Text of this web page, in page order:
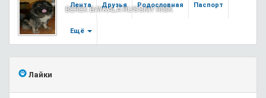
BEREK BAYKALA RUSSKIY RISK
Лента Друзья Родословная Паспорт
Ещё
Лайки